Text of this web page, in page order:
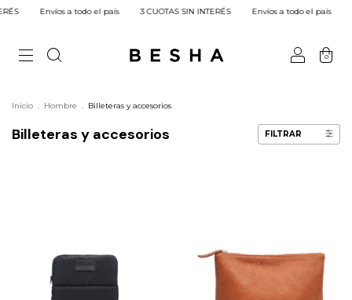
Envíos a todo el país 3 CUOTAS SIN INTERÉS Envíos a todo el país
0
Inicio . Hombre . Billeteras y accesorios
Billeteras y accesorios FILTRAR